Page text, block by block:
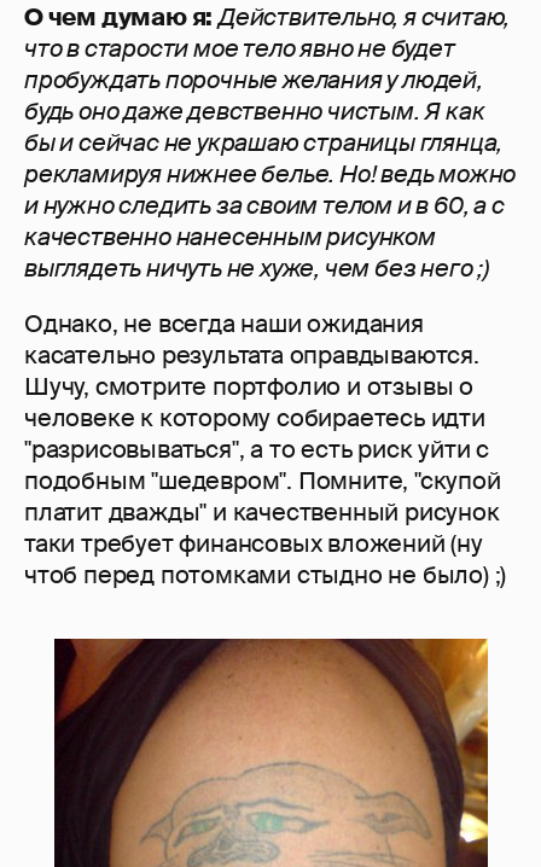
О чем думаю я: Действительно, я считаю,
что в старости мое тело явно не будет
пробуждать порочные желания у людей,
будь оно даже девственно чистым. Я как
бы и сейчас не украшаю страницы глянца,
рекламируя нижнее белье. Но! ведь можно
и нужно следить за своим телом и в 60, а с
качественно нанесенным рисунком
выглядеть ничуть не хуже, чем без него ;)
Однако, не всегда наши ожидания
касательно результата оправдываются.
Шучу, смотрите портфолио и отзывы о
человеке к которому собираетесь идти
"разрисовываться", а то есть риск уйти с
подобным "шедевром". Помните, "скупой
платит дважды" и качественный рисунок
таки требует финансовых вложений (ну
чтоб перед потомками стыдно не было) ;)